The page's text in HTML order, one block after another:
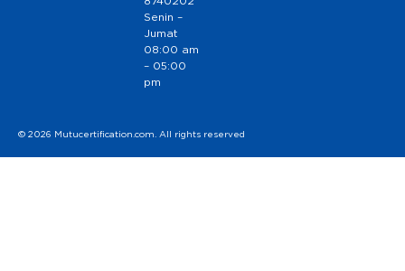
Senin –
Jumat
08:00 am
– 05:00
pm
© 2026 Mutucertification.com. All rights reserved